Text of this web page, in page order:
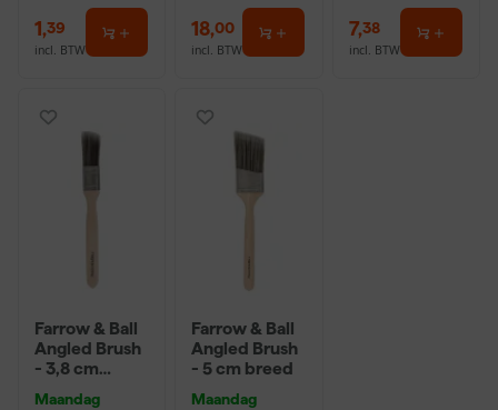
1,39
incl. BTW
18,00
incl. BTW
7,38
incl. BTW
Farrow & Ball
Angled Brush
- 3,8 cm
Maandag
Farrow & Ball
Angled Brush
- 5 cm breed
Maandag